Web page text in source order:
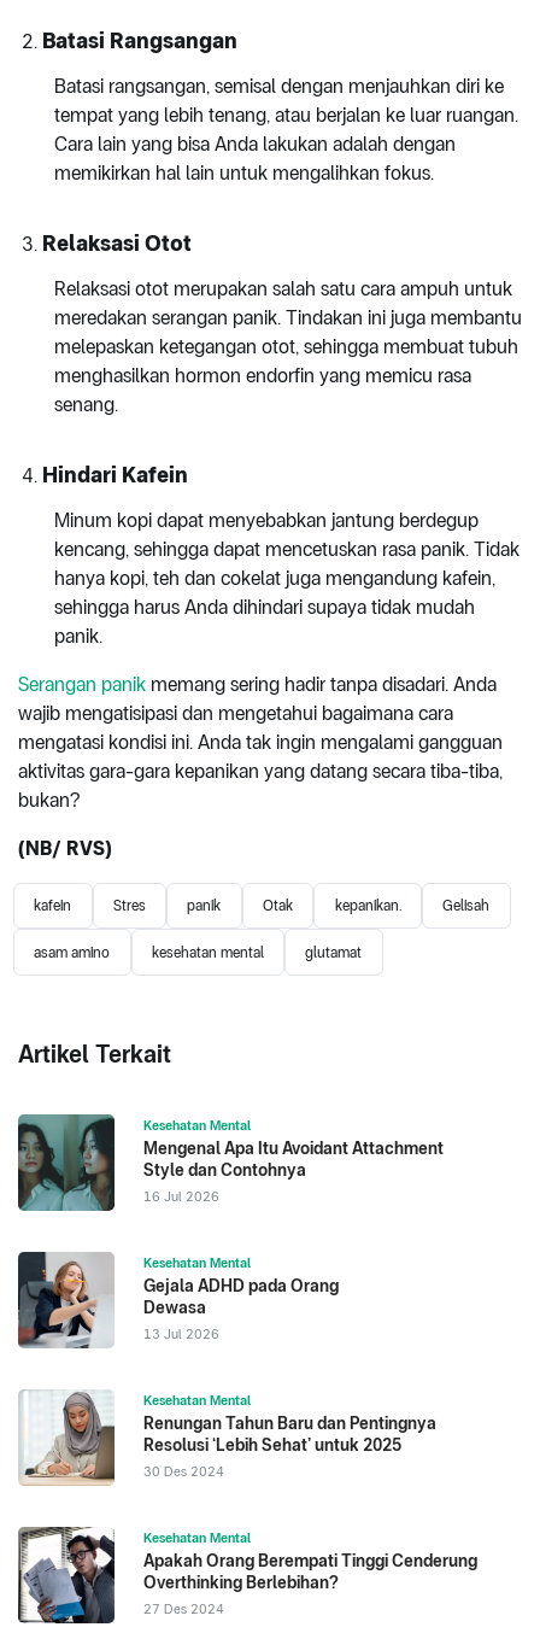
Batasi Rangsangan
Batasi rangsangan, semisal dengan menjauhkan diri ke
tempat yang lebih tenang, atau berjalan ke luar ruangan.
Cara lain yang bisa Anda lakukan adalah dengan
memikirkan hal lain untuk mengalihkan fokus.
Relaksasi Otot
Relaksasi otot merupakan salah satu cara ampuh untuk
meredakan serangan panik. Tindakan ini juga membantu
melepaskan ketegangan otot, sehingga membuat tubuh
menghasilkan hormon endorfin yang memicu rasa
senang.
Hindari Kafein
Minum kopi dapat menyebabkan jantung berdegup
kencang, sehingga dapat mencetuskan rasa panik. Tidak
hanya kopi, teh dan cokelat juga mengandung kafein,
sehingga harus Anda dihindari supaya tidak mudah
panik.
Serangan panik memang sering hadir tanpa disadari. Anda
wajib mengatisipasi dan mengetahui bagaimana cara
mengatasi kondisi ini. Anda tak ingin mengalami gangguan
aktivitas gara-gara kepanikan yang datang secara tiba-tiba,
bukan?
(NB/ RVS)
kafein Stres panik Otak kepanikan. Gelisah
asam amino kesehatan mental glutamat
Artikel Terkait
Kesehatan Mental
Mengenal Apa Itu Avoidant Attachment
Style dan Contohnya
16 Jul 2026
Kesehatan Mental
Gejala ADHD pada Orang
Dewasa
13 Jul 2026
Kesehatan Mental
Renungan Tahun Baru dan Pentingnya
Resolusi ‘Lebih Sehat’ untuk 2025
30 Des 2024
Kesehatan Mental
Apakah Orang Berempati Tinggi Cenderung
Overthinking Berlebihan?
27 Des 2024